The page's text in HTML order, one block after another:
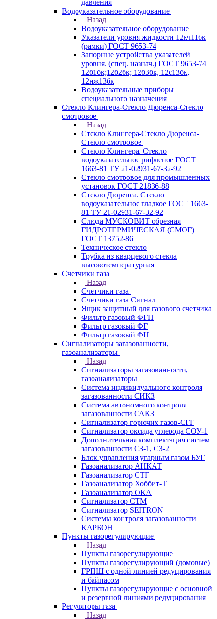
давления
Водоуказательное оборудование
Назад
Водоуказательное оборудование
Указатели уровня жидкости 12кч11бк
(рамки) ГОСТ 9653-74
Запорные устройства указателей
уровня. (спец. назнач.) ГОСТ 9653-74
12б1бк;12б2бк; 12б3бк, 12с13бк,
12нж13бк
Водоуказательные приборы
специального назначения
Стекло Клингера-Стекло Дюренса-Стекло
смотровое
Назад
Стекло Клингера-Стекло Дюренса-
Стекло смотровое
Стекло Клингера. Стекло
водоуказательное рифленое ГОСТ
1663-81 ТУ 21-02931-67-32-92
Стекло смотровое для промышленных
установок ГОСТ 21836-88
Стекло Дюренса. Стекло
водоуказательное гладкое ГОСТ 1663-
81 ТУ 21-02931-67-32-92
Слюда МУСКОВИТ обрезная
ГИДРОТЕРМИЧЕСКАЯ (СМОГ)
ГОСТ 13752-86
Техническое стекло
Трубка из кварцевого стекла
высокотемпературная
Счетчики газа
Назад
Счетчики газа
Счетчики газа Сигнал
Ящик защитный для газового счетчика
Фильтр газовый ФГП
Фильтр газовый ФГ
Фильтр газовый ФН
Сигнализаторы загазованности,
газоанализаторы
Назад
Сигнализаторы загазованности,
газоанализаторы
Система индивидуального контроля
загазованности СИКЗ
Система автономного контроля
загазованности САКЗ
Сигнализатор горючих газов-СГГ
Сигнализатор оксида углерода СОУ-1
Дополнительная комплектация систем
загазованности СЗ-1, СЗ-2
Блок управления угарным газом БУГ
Газоанализатор АНКАТ
Газоанализатор СТГ
Газоанализатор Хоббит-Т
Газоанализатор ОКА
Сигнализатор СТМ
Сигнализатор SEITRON
Системы контроля загазованности
КАРБОН
Пункты газорегулирующие
Назад
Пункты газорегулирующие
Пункты газорегулирующий (домовые)
ГРПШ с одной линией редуцирования
и байпасом
Пункты газорегулирующие с основной
и резервной линиями редуцирования
Регуляторы газа
Назад